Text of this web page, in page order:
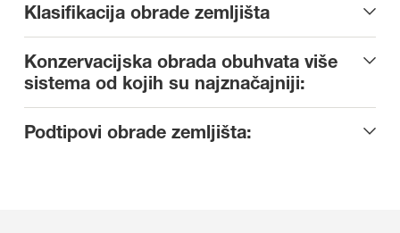
Klasifikacija obrade zemljišta
Konzervacijska obrada obuhvata više
sistema od kojih su najznačajniji:
Podtipovi obrade zemljišta: